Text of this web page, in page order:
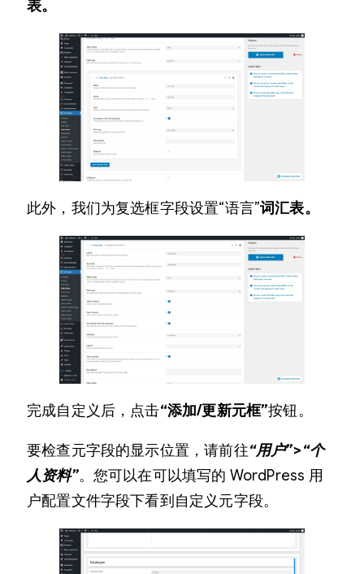
表。
此外，我们为复选框字段设置“语言”词汇表。
完成自定义后，点击“添加/更新元框”按钮。
要检查元字段的显示位置，请前往“用户”>“个
人资料”。您可以在可以填写的 WordPress 用
户配置文件字段下看到自定义元字段。